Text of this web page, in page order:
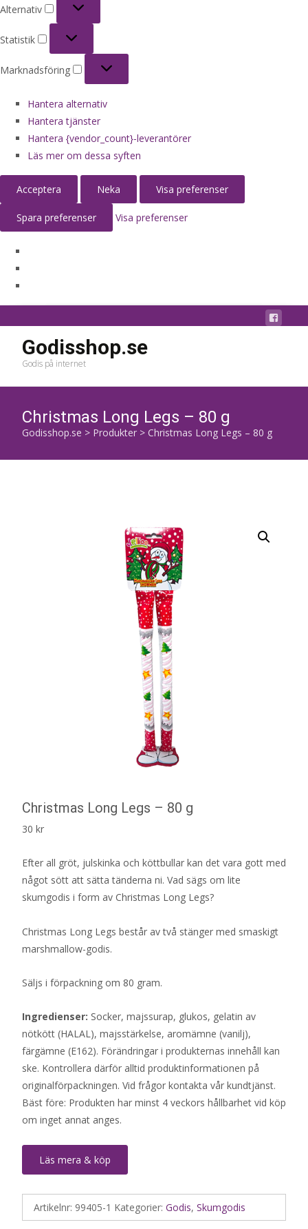
Alternativ
Statistik
Marknadsföring
Hantera alternativ
Hantera tjänster
Hantera {vendor_count}-leverantörer
Läs mer om dessa syften
Acceptera Neka Visa preferenser
Spara preferenser Visa preferenser
Godisshop.se
Godis på internet
Christmas Long Legs – 80 g
Godisshop.se > Produkter > Christmas Long Legs – 80 g
Christmas Long Legs – 80 g
30 kr
Efter all gröt, julskinka och köttbullar kan det vara gott med
något sött att sätta tänderna ni. Vad sägs om lite
skumgodis i form av Christmas Long Legs?
Christmas Long Legs består av två stänger med smaskigt
marshmallow-godis.
Säljs i förpackning om 80 gram.
Ingredienser: Socker, majssurap, glukos, gelatin av
nötkött (HALAL), majsstärkelse, aromämne (vanilj),
färgämne (E162). Förändringar i produkternas innehåll kan
ske. Kontrollera därför alltid produktinformationen på
originalförpackningen. Vid frågor kontakta vår kundtjänst.
Bäst före: Produkten har minst 4 veckors hållbarhet vid köp
om inget annat anges.
Läs mera & köp
Artikelnr: 99405-1 Kategorier: Godis, Skumgodis